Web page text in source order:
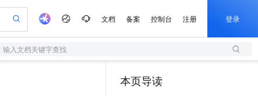
文档 备案 控制台 注册 登录
输入文档关键字查找
本页导读
轻量应用服务器
一句话生成原生可编辑精美 PPT 文稿
AI 活动
AI 生产力先锋
阿里云 OPC 创新助力计划
专业服务
计划 服务伙伴合作计划
Al MaaS 服务伙伴赋能合作
开发者社区
加入我们